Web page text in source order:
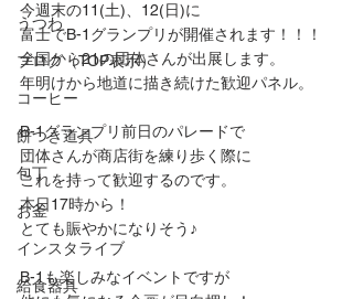
うつわ
ブログ（TOP表示）
コーヒー
餅つき道具
包丁
お釜
インスタライブ
給食器具
今週末の11(土)、12(日)に
富士でB-1グランプリが開催されます！！！
全国から21の団体さんが出展します。
年明けから地道に描き続けた歓迎パネル。
B-1グランプリ前日のパレードで
団体さんが商店街を練り歩く際に
これを持って歓迎するのです。
本日17時から！
とても賑やかになりそう♪
B-1も楽しみなイベントですが